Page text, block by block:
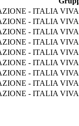
- ITALIA VIVA
- ITALIA VIVA
- ITALIA VIVA
- ITALIA VIVA
- ITALIA VIVA
- ITALIA VIVA
- ITALIA VIVA
- ITALIA VIVA
- ITALIA VIVA